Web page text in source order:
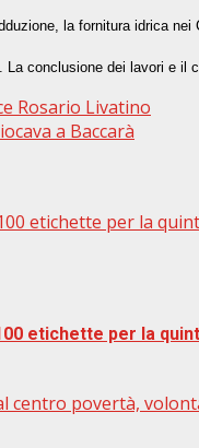
la fornitura idrica
conclusione dei lavori e il
Rosario Livatino
a Baccarà
etichette per la
etichette per la
centro povertà,